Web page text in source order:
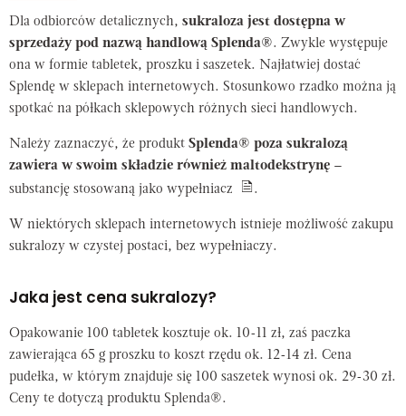
Dla odbiorców detalicznych, sukraloza jest dostępna w
sprzedaży pod nazwą handlową Splenda®. Zwykle występuje
ona w formie tabletek, proszku i saszetek. Najłatwiej dostać
Splendę w sklepach internetowych. Stosunkowo rzadko można ją
spotkać na półkach sklepowych różnych sieci handlowych.
Należy zaznaczyć, że produkt Splenda® poza sukralozą
zawiera w swoim składzie również maltodekstrynę –
substancję stosowaną jako wypełniacz
.
W niektórych sklepach internetowych istnieje możliwość zakupu
sukralozy w czystej postaci, bez wypełniaczy.
Jaka jest cena sukralozy?
Opakowanie 100 tabletek kosztuje ok. 10-11 zł, zaś paczka
zawierająca 65 g proszku to koszt rzędu ok. 12-14 zł. Cena
pudełka, w którym znajduje się 100 saszetek wynosi ok. 29-30 zł.
Ceny te dotyczą produktu Splenda®.